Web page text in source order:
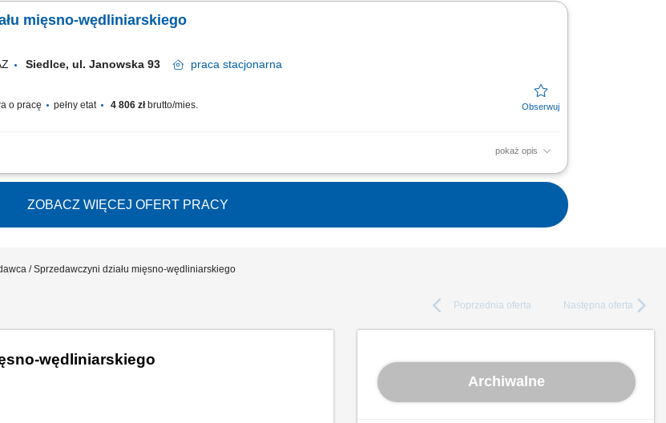
mięsno-wędliniarskiego
Siedlce, ul. Janowska 93 praca stacjonarna
o pracę pełny etat 4 806 złbrutto/mies.
pokaż opis
Klientów zgodnie ze standardami sieci Topaz dbałość o właściwą ekspozycję towarów na dziale świeżym -
ZOBACZ WIĘCEJ OFERT PRACY
/ Sprzedawczyni działu mięsno-wędliniarskiego
Poprzednia oferta Następna oferta
wędliniarskiego
Archiwalne